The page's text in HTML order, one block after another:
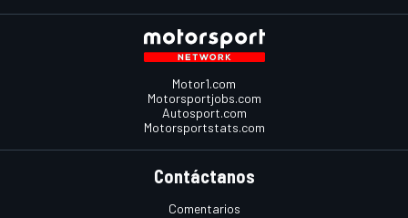
Motor1.com
Motorsportjobs.com
Autosport.com
Motorsportstats.com
Contáctanos
Comentarios